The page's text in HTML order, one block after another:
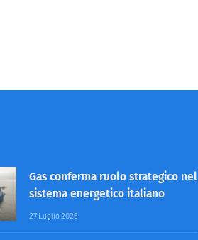
Gas conferma ruolo strategico nel
sistema energetico italiano
27 Luglio 2026